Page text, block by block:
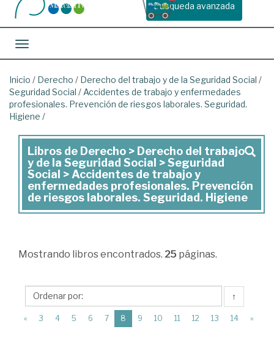
Busqueda avanzada
Toggle navigation
Inicio / Derecho / Derecho del trabajo y de la Seguridad Social /
Seguridad Social / Accidentes de trabajo y enfermedades
profesionales. Prevención de riesgos laborales. Seguridad.
Higiene /
Libros
de
Derecho
>
del
y
de
la
Libros de Derecho > Derecho del trabajo
y de la Seguridad Social > Seguridad
Social > Accidentes de trabajo y
enfermedades profesionales. Prevención
de riesgos laborales. Seguridad. Higiene
Mostrando libros encontrados. 25 páginas.
↑
« 3 4 5 6 7 8 (current)
9 10 11 12 13 14 »